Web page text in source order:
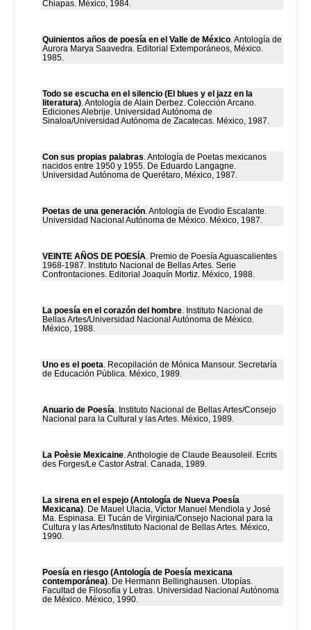
Chiapas. México, 1984.
Quinientos años de poesía en el Valle de México. Antología de
Aurora Marya Saavedra. Editorial Extemporáneos, México.
1985.
Todo se escucha en el silencio (El blues y el jazz en la
literatura). Antología de Alain Derbez. Colección Arcano.
Ediciones Alebrije. Universidad Autónoma de
Sinaloa/Universidad Autónoma de Zacatecas. México, 1987.
Con sus propias palabras. Antología de Poetas mexicanos
nacidos entre 1950 y 1955. De Eduardo Langagne.
Universidad Autónoma de Querétaro, México, 1987.
Poetas de una generación. Antología de Evodio Escalante.
Universidad Nacional Autónoma de México. México, 1987.
VEINTE AÑOS DE POESÍA. Premio de Poesía Aguascalientes
1968-1987. Instituto Nacional de Bellas Artes. Serie
Confrontaciones. Editorial Joaquín Mortiz. México, 1988.
La poesía en el corazón del hombre. Instituto Nacional de
Bellas Artes/Universidad Nacional Autónoma de México.
México, 1988.
Uno es el poeta. Recopilación de Mónica Mansour. Secretaría
de Educación Pública. México, 1989.
Anuario de Poesía. Instituto Nacional de Bellas Artes/Consejo
Nacional para la Cultural y las Artes. México, 1989.
La Poèsie Mexicaine. Anthologie de Claude Beausoleil. Ecrits
des Forges/Le Castor Astral. Canada, 1989.
La sirena en el espejo (Antología de Nueva Poesía
Mexicana). De Mauel Ulacia, Víctor Manuel Mendiola y José
Ma. Espinasa. El Tucán de Virginia/Consejo Nacional para la
Cultura y las Artes/Instituto Nacional de Bellas Artes. México,
1990.
Poesía en riesgo (Antología de Poesía mexicana
contemporánea). De Hermann Bellinghausen. Utopías.
Facultad de Filosofía y Letras. Universidad Nacional Autónoma
de México. México, 1990.